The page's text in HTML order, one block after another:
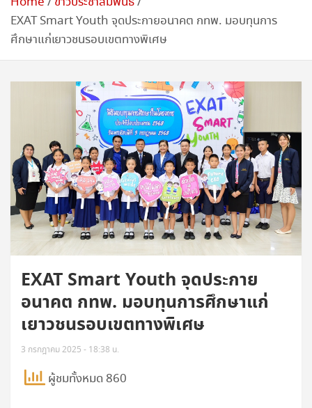
EXAT Smart Youth จุดประกายอนาคต กทพ. มอบทุนการ
ศึกษาแก่เยาวชนรอบเขตทางพิเศษ
EXAT Smart Youth จุดประกาย
อนาคต กทพ. มอบทุนการศึกษาแก่
เยาวชนรอบเขตทางพิเศษ
3 กรกฎาคม 2025 - 18:38 น.
ผู้ชมทั้งหมด 860